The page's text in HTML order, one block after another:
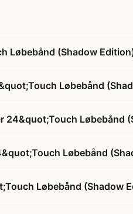
Løbebånd (Shadow
Løbebånd
24&quot;Touch Løbebånd
Løbebånd
Løbebånd (Shadow